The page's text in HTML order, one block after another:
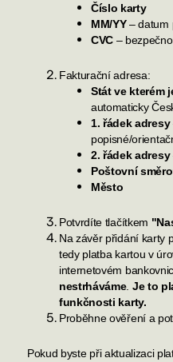
Číslo karty
MM/YY– datum
CVC –
Fakturační adresa:
Stát ve kterém
automaticky
1. řádek adresy
popisné/
2. řádek adresy
Poštovní
Město
Potvrdíte tlačítkem
Na závěr přidání karty
tedy platba kartou v
internetovém
nestrháváme. Je to
funkčnosti karty.
Proběhne ověření a
Pokud byste při aktualizaci